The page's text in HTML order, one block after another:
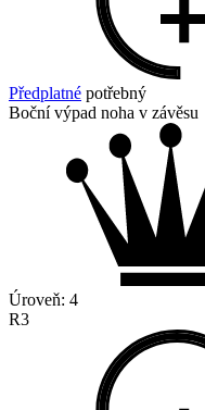
Předplatné potřebný
Boční výpad noha v závěsu
Úroveň: 4
R3